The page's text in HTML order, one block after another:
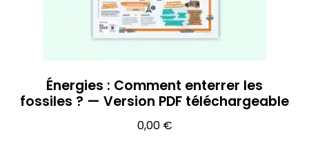
Énergies : Comment enterrer les
fossiles ? — Version PDF téléchargeable
0,00 €